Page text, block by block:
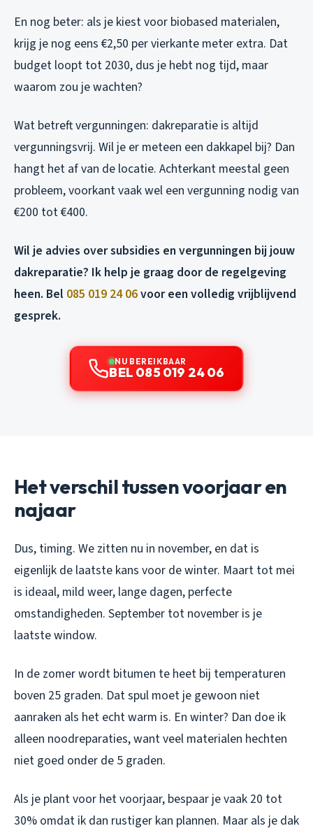
En nog beter: als je kiest voor biobased materialen,
krijg je nog eens €2,50 per vierkante meter extra. Dat
budget loopt tot 2030, dus je hebt nog tijd, maar
waarom zou je wachten?
Wat betreft vergunningen: dakreparatie is altijd
vergunningsvrij. Wil je er meteen een dakkapel bij? Dan
hangt het af van de locatie. Achterkant meestal geen
probleem, voorkant vaak wel een vergunning nodig van
€200 tot €400.
Wil je advies over subsidies en vergunningen bij jouw
dakreparatie? Ik help je graag door de regelgeving
heen. Bel 085 019 24 06voor een volledig vrijblijvend
gesprek.
NU BEREIKBAAR
BEL 085 019 24 06
Het verschil tussen voorjaar en
najaar
Dus, timing. We zitten nu in november, en dat is
eigenlijk de laatste kans voor de winter. Maart tot mei
is ideaal, mild weer, lange dagen, perfecte
omstandigheden. September tot november is je
laatste window.
In de zomer wordt bitumen te heet bij temperaturen
boven 25 graden. Dat spul moet je gewoon niet
aanraken als het echt warm is. En winter? Dan doe ik
alleen noodreparaties, want veel materialen hechten
niet goed onder de 5 graden.
Als je plant voor het voorjaar, bespaar je vaak 20 tot
30% omdat ik dan rustiger kan plannen. Maar als je dak